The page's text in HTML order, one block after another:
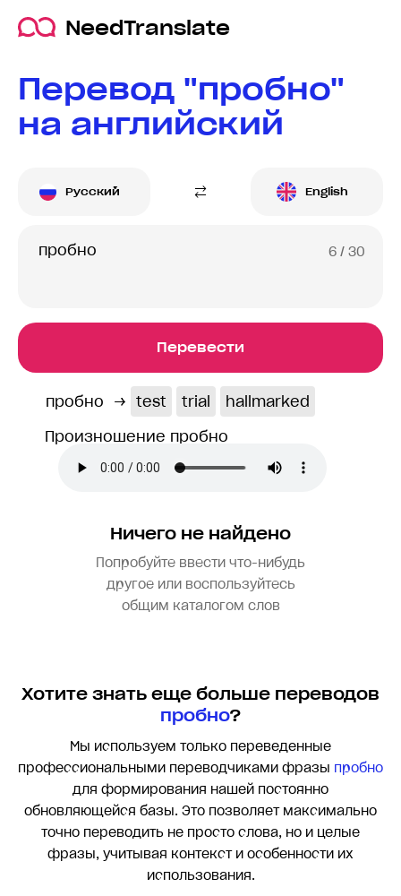
NeedTranslate
Перевод "пробно"
на английский
Русский English
6 / 30
Перевести
пробно → test trial
hallmarked
Произношение пробно
Ничего не найдено
Попробуйте ввести что-нибудь
другое или воспользуйтесь
общим каталогом слов
Хотите знать еще больше переводов
пробно?
Мы используем только переведенные
профессиональными переводчиками фразы пробно
для формирования нашей постоянно
обновляющейся базы. Это позволяет максимально
точно переводить не просто слова, но и целые
фразы, учитывая контекст и особенности их
использования.